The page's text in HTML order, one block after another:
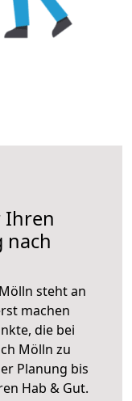
Ihren
nach
steht an
machen
die bei
Mölln zu
Planung bis
Hab & Gut.